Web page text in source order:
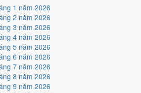
1 năm 2026
2 năm 2026
3 năm 2026
4 năm 2026
5 năm 2026
6 năm 2026
7 năm 2026
8 năm 2026
9 năm 2026
Kích hoạt vận khí, dùng cho trang phục, vật
phẩm phong thủy.
Một tiêu chí thành phần, xét riêng bộ sao
ngày. Xem cơ chế ở bài
sao Hắc Đạo.
và màu hợp ở trên là quan niệm dân
Mệnh Thông Hội
khảo khi chọn thời điểm, không phải kết